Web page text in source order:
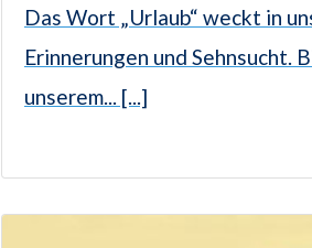
Das Wort „Urlaub“ weckt in
Erinnerungen und Sehnsucht.
unserem... [...]